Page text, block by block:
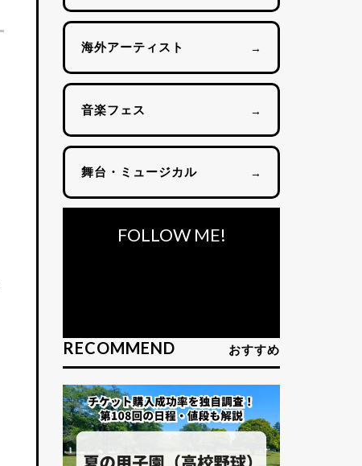
海外アーティスト →
音楽フェス →
舞台・ミュージカル →
FOLLOW ME!
RECOMMEND おすすめ